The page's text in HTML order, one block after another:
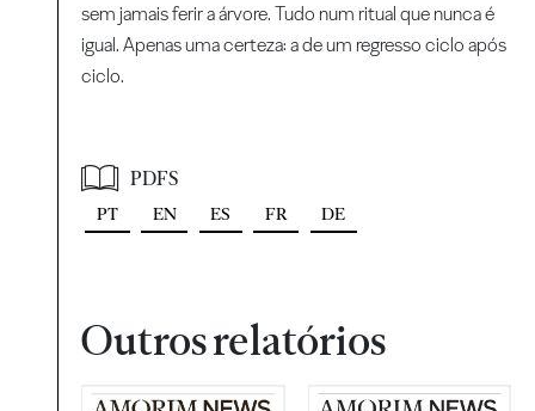
sem jamais ferir a árvore. Tudo num ritual que nunca é
igual. Apenas uma certeza: a de um regresso ciclo após
ciclo.
PDFS
PT EN ES FR DE
Outros relatórios